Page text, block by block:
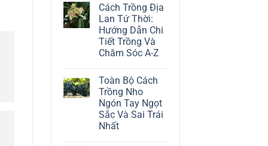
bình
luận
ở
Cách
Trồng
Cây
Đô
Kỹ
Thuật
Chăm
Sóc
Lá
Bạc
Tinh
Cách Trồng Địa
Lan Tứ Thời:
Hướng Dẫn Chi
Tiết Trồng Và
Chăm Sóc A-Z
bình
luận
Cách
Trồng
Địa
Lan
Toàn Bộ Cách
Trồng Nho
Ngón Tay Ngọt
Sắc Và Sai Trái
Nhất